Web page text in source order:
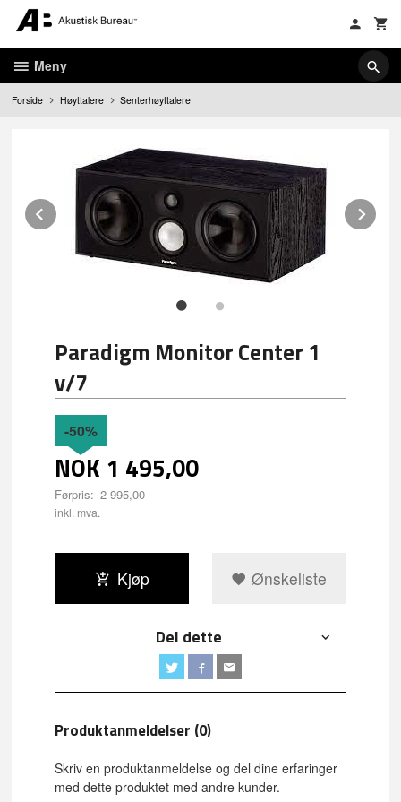
innholdet
Meny
Forside Høyttalere Senterhøyttalere
Prev
Paradigm Monitor Center 1
v/7
NOK 1 495,00
Førpris: 2 995,00
Rabatt
-50%
inkl. mva.
Kjøp Ønskeliste
Del dette
Produktanmeldelser (0)
Skriv en produktanmeldelse og del dine erfaringer
med dette produktet med andre kunder.